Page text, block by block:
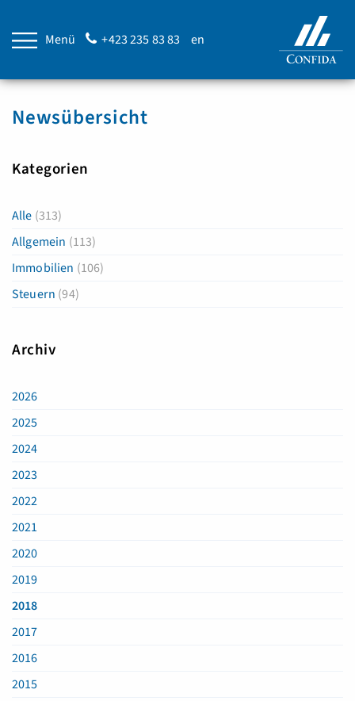
Menü +423 235 83 83 en
Newsübersicht
Kategorien
Alle (313)
Allgemein (113)
Immobilien (106)
Steuern (94)
Archiv
2026
2025
2024
2023
2022
2021
2020
2019
2018
2017
2016
2015